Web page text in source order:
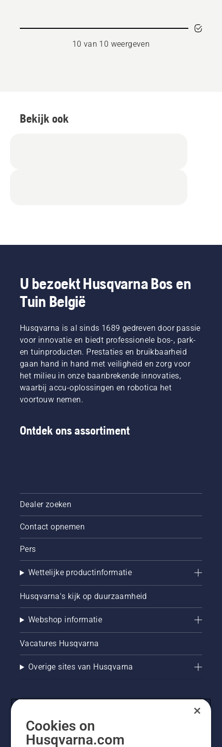
10 van 10 weergeven
Bekijk ook
U bezoekt Husqvarna Bos en
Tuin België
Husqvarna is al sinds 1689 gedreven door passie
voor innovatie en biedt professionele bos-, park-
en tuinproducten. Prestaties en bruikbaarheid
gaan hand in hand met veiligheid en zorg voor
het milieu in onze baanbrekende innovaties,
waarbij accu-oplossingen en robotica het
voortouw nemen.
Ontdek ons assortiment
Dealer zoeken
Contact opnemen
Pers
Wettelijke productinformatie
Husqvarna's kijk op duurzaamheid
Webshop informatie
Vacatures Husqvarna
Overige sites van Husqvarna
Cookies on
Husqvarna.com